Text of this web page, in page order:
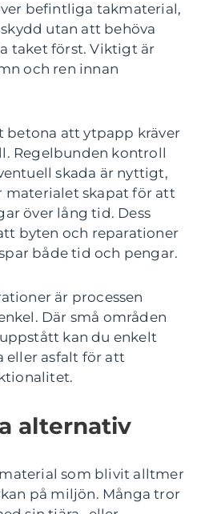
befintliga takmaterial,
utan att behöva
taket först. Viktigt är
och ren innan
betona att ytpapp kräver
Regelbunden kontroll
skada är nyttigt,
materialet skapat för att
över lång tid. Dess
byten och reparationer
både tid och pengar.
är processen
Där små områden
kan du enkelt
eller asfalt för att
alternativ
som blivit alltmer
på miljön. Många tror